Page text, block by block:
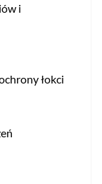
i
łokci